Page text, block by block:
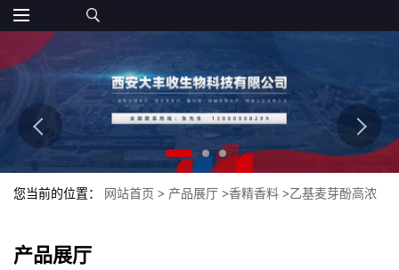
您当前的位置： 网站首页 > 产品展厅 >香精香料 >乙基麦芽酚高浓
产品展厅